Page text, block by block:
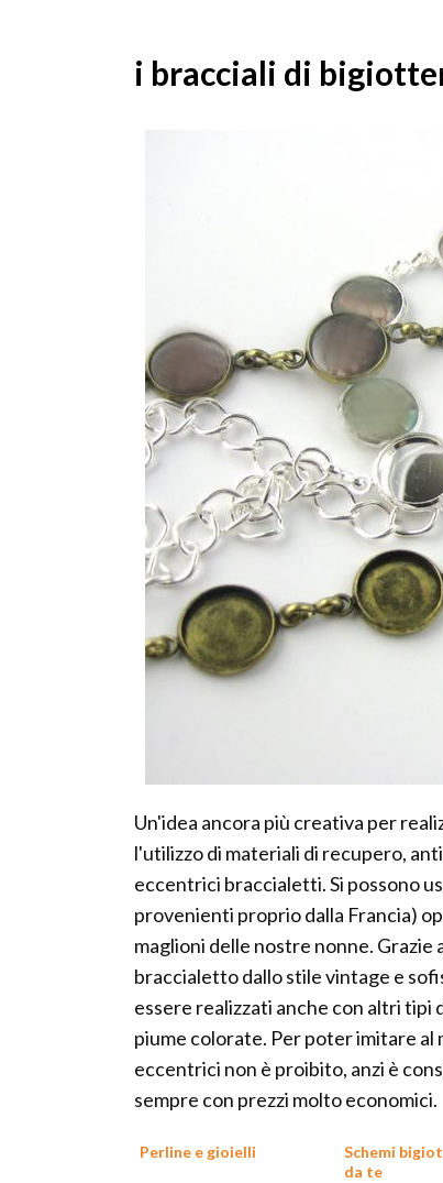
i bracciali di
Un'idea ancora più creativa per
l'utilizzo di materiali di recupero,
eccentrici braccialetti. Si possono
provenienti proprio dalla Francia)
maglioni delle nostre nonne.
braccialetto dallo stile vintage e
essere realizzati anche con altri tipi
piume colorate. Per poter imitare al
eccentrici non è proibito, anzi è
sempre con prezzi molto economici.
Perline e gioielli
Schemi
da te